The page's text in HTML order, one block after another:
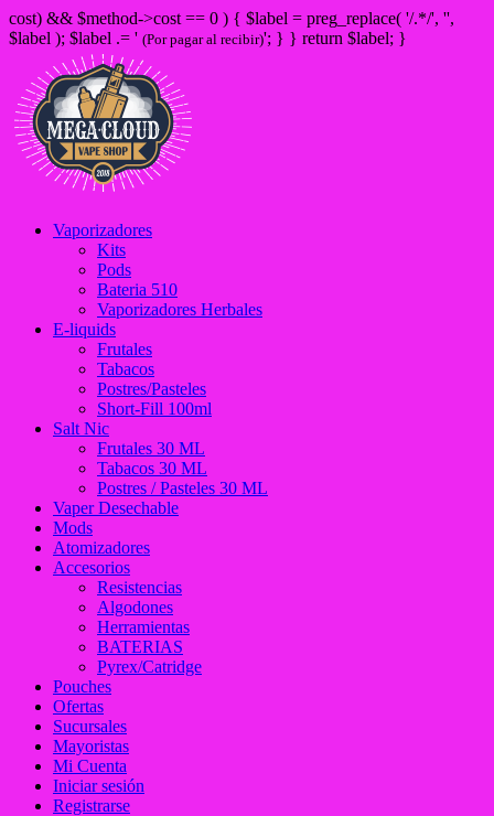
cost) && $method->cost == 0 ) { $label = preg_replace( '/.*/', '',
$label ); $label .= ' (Por pagar al recibir)'; } } return $label; }
Vaporizadores
Kits
Pods
Bateria 510
Vaporizadores Herbales
E-liquids
Frutales
Tabacos
Postres/Pasteles
Short-Fill 100ml
Salt Nic
Frutales 30 ML
Tabacos 30 ML
Postres / Pasteles 30 ML
Vaper Desechable
Mods
Atomizadores
Accesorios
Resistencias
Algodones
Herramientas
BATERIAS
Pyrex/Catridge
Pouches
Ofertas
Sucursales
Mayoristas
Mi Cuenta
Iniciar sesión
Registrarse